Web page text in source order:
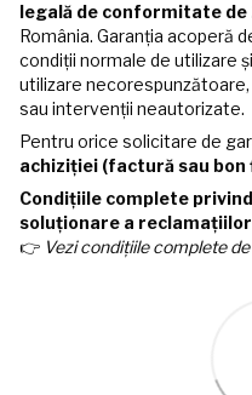
legală de conformitate de
România. Garanția acoperă
condiții normale de utilizare
utilizare
sau intervenții neautorizate.
Pentru orice solicitare de
achiziției (factură sau bon
Condițiile complete
soluționare a
👉 Vezi condițiile complete